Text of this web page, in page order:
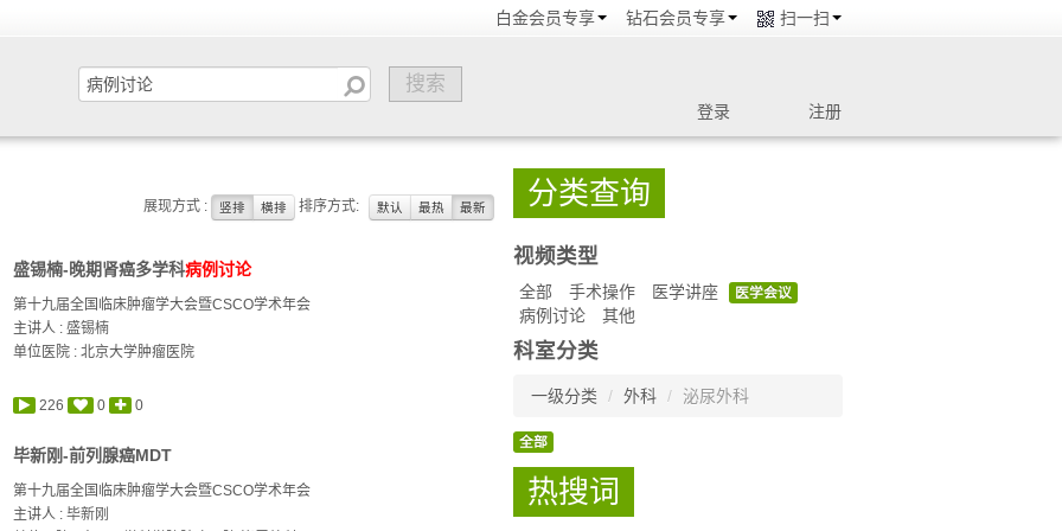
白金会员专享 钻石会员专享 扫一扫
登录 注册
展现方式 : 竖排 横排 排序方式: 默认 最热 最新
盛锡楠-晚期肾癌多学科病例讨论
第十九届全国临床肿瘤学大会暨CSCO学术年会
主讲人 : 盛锡楠
单位医院 : 北京大学肿瘤医院
226 0 0
毕新刚-前列腺癌MDT
第十九届全国临床肿瘤学大会暨CSCO学术年会
主讲人 : 毕新刚
分类查询
视频类型
全部 手术操作 医学讲座 医学会议
病例讨论 其他
科室分类
一级分类 / 外科 / 泌尿外科
全部
热搜词